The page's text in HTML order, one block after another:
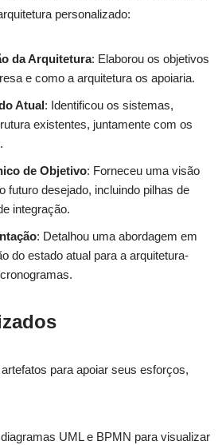
personalizado:
da Arquitetura: Elaborou os objetivos
e como a arquitetura os apoiaria.
Atual: Identificou os sistemas,
existentes, juntamente com os
de Objetivo: Forneceu uma visão
futuro desejado, incluindo pilhas de
integração.
: Detalhou uma abordagem em
do estado atual para a arquitetura-
para apoiar seus esforços,
UML e BPMN para visualizar